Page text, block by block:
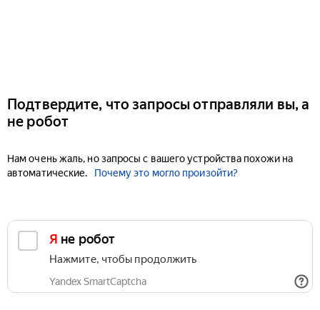
Подтвердите, что запросы отправляли вы, а
не робот
Нам очень жаль, но запросы с вашего устройства похожи на
автоматические.
Почему это могло произойти?
Я не робот
Нажмите, чтобы продолжить
Yandex SmartCaptcha